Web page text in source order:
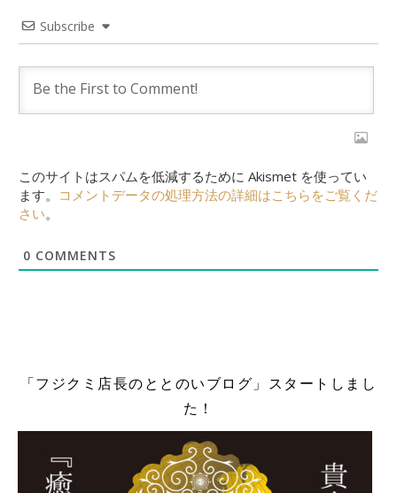
Subscribe
このサイトはスパムを低減するために Akismet を使ってい
ます。 コメントデータの処理方法の詳細はこちらをご覧くだ
さい。
0 COMMENTS
「フジクミ店長のととのいブログ」スタートしまし
た！